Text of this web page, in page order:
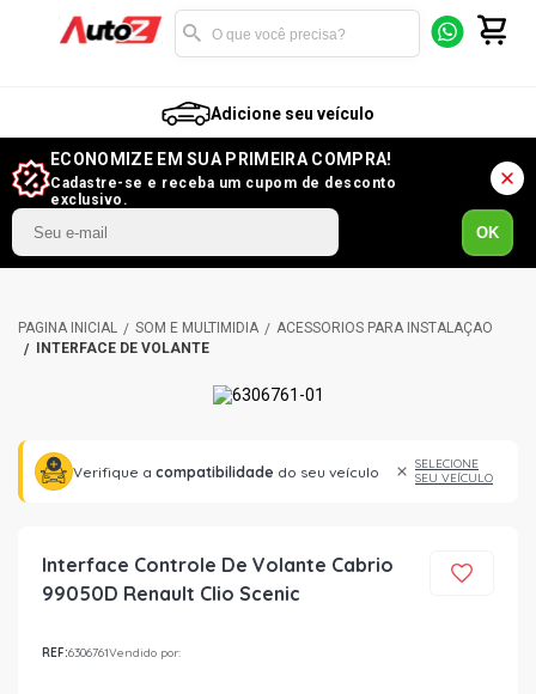
Adicione seu veículo
ECONOMIZE EM SUA PRIMEIRA COMPRA!
Cadastre-se e receba um cupom de desconto
exclusivo.
OK
SOM E MULTIMÍDIA
ACESSÓRIOS PARA INSTALAÇÃO
INTERFACE DE VOLANTE
Verifique a compatibilidade do seu veículo
SELECIONE
SEU VEÍCULO
Interface Controle De Volante Cabrio
99050D Renault Clio Scenic
REF:6306761Vendido por: